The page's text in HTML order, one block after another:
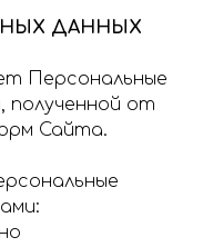
ДАННЫХ
Персональные
полученной от
Сайта.